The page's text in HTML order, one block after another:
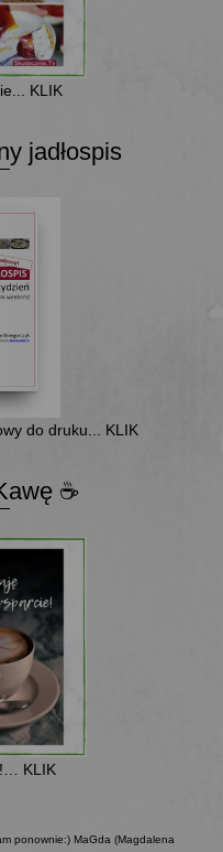
KLIK
jadłospis
do druku... KLIK
☕
KLIK
ponownie:) MaGda (Magdalena